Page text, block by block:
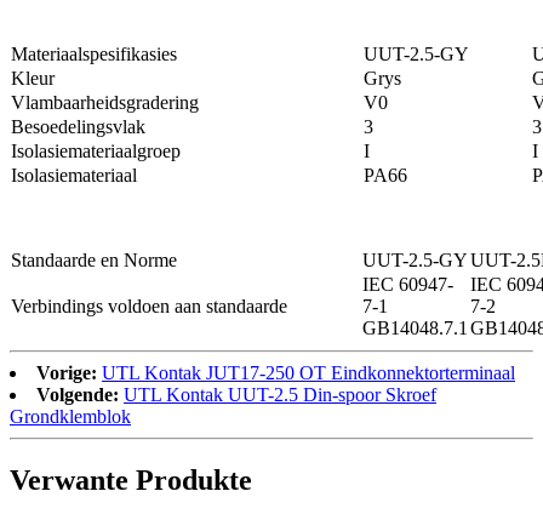
Materiaalspesifikasies UUT-2.5-GY
Kleur
Grys
Vlambaarheidsgradering
V0
Besoedelingsvlak
3
3
Isolasiemateriaalgroep
I
I
Isolasiemateriaal
PA66
Standaarde en Norme UUT-2.5-GYUUT-
Verbindings voldoen aan standaarde
IEC 60947-
7-1
GB14048.7.1
IEC
7-2
Vorige: UTL Kontak JUT17-250 OT Eindkonnektorterminaal
Volgende: UTL Kontak UUT-2.5 Din-spoor Skroef
Grondklemblok
Verwante Produkte